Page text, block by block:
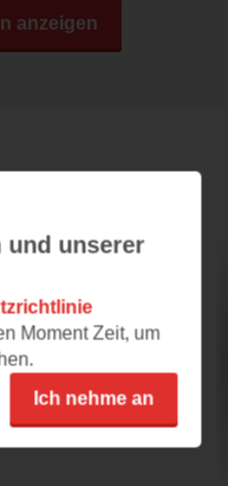
anzeigen
und edles
und unserer
Moment Zeit, um
Ich nehme an